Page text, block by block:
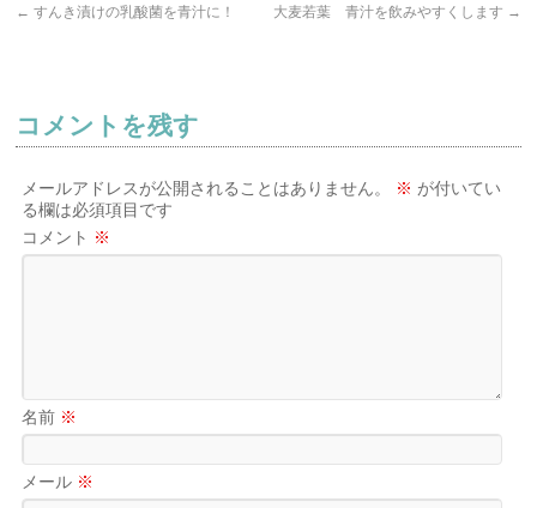
← すんき漬けの乳酸菌を青汁に！ 大麦若葉 青汁を飲みやすくします →
コメントを残す
メールアドレスが公開されることはありません。 ※ が付いてい
る欄は必須項目です
コメント ※
名前 ※
メール ※